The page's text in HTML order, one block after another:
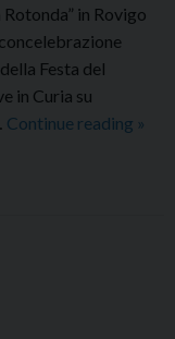
in Rovigo
Festa del
in Curia su
Continue reading »